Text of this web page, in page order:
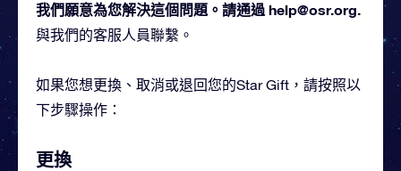
我們願意為您解決這個問題。請通過 help@osr.org.
與我們的客服人員聯繫。
如果您想更換、取消或退回您的Star Gift，請按照以
下步驟操作：
更換